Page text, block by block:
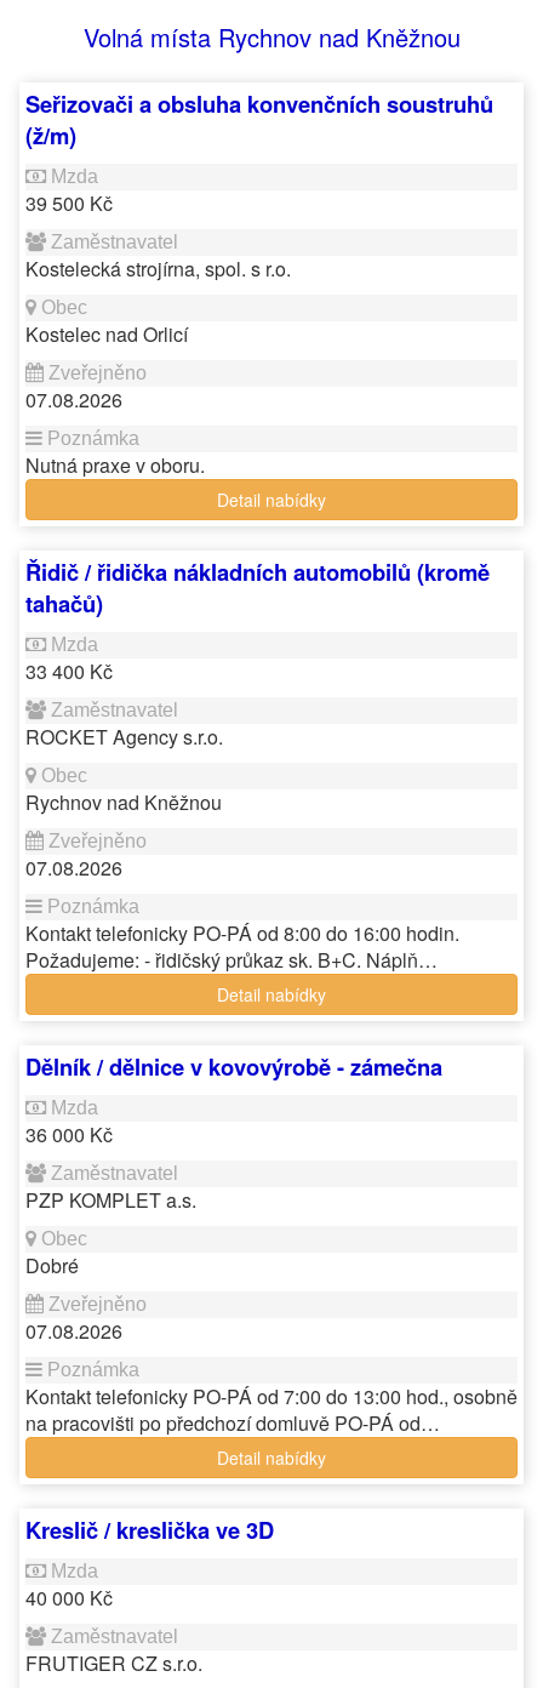
Volná místa Rychnov nad Kněžnou
Seřizovači a obsluha konvenčních soustruhů
(ž/m)
39 500 Kč
Kostelecká strojírna, spol. s r.o.
Kostelec nad Orlicí
07.08.2026
Nutná praxe v oboru.
Detail nabídky
Řidič / řidička nákladních automobilů (kromě
tahačů)
33 400 Kč
ROCKET Agency s.r.o.
Rychnov nad Kněžnou
07.08.2026
Kontakt telefonicky PO-PÁ od 8:00 do 16:00 hodin.
Požadujeme: - řidičský průkaz sk. B+C. Náplň…
Detail nabídky
Dělník / dělnice v kovovýrobě - zámečna
36 000 Kč
PZP KOMPLET a.s.
Dobré
07.08.2026
Kontakt telefonicky PO-PÁ od 7:00 do 13:00 hod., osobně
na pracovišti po předchozí domluvě PO-PÁ od…
Detail nabídky
Kreslič / kreslička ve 3D
40 000 Kč
FRUTIGER CZ s.r.o.